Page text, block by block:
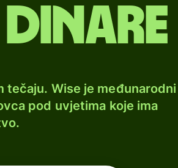
tečaju. Wise je međunarodni
pod uvjetima koje ima